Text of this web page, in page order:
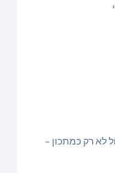
לא רק כמתכון –